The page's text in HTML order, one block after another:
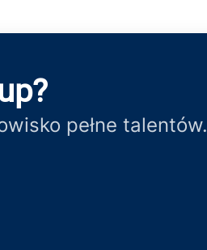
pełne talentów.